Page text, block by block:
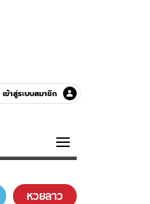
เข้าสู่ระบบสมาชิก
ตัว หวยลาว